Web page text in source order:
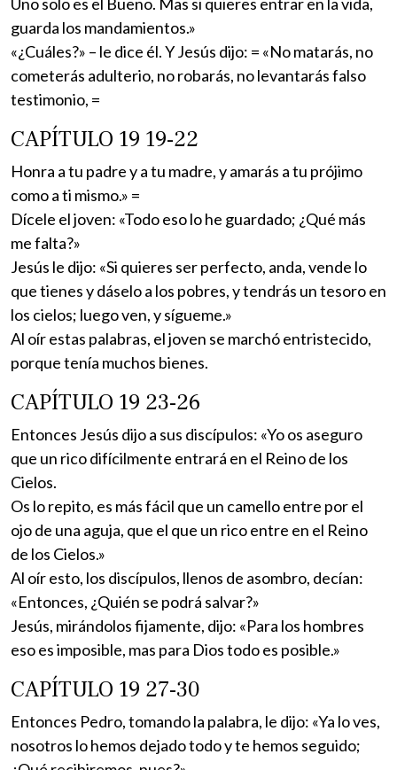
guarda los mandamientos.»
«¿Cuáles?» – le dice él. Y Jesús dijo: = «No matarás, no
cometerás adulterio, no robarás, no levantarás falso
testimonio, =
CAPÍTULO 19 19-22
Honra a tu padre y a tu madre, y amarás a tu prójimo
como a ti mismo.» =
Dícele el joven: «Todo eso lo he guardado; ¿Qué más
me falta?»
Jesús le dijo: «Si quieres ser perfecto, anda, vende lo
que tienes y dáselo a los pobres, y tendrás un tesoro en
los cielos; luego ven, y sígueme.»
Al oír estas palabras, el joven se marchó entristecido,
porque tenía muchos bienes.
CAPÍTULO 19 23-26
Entonces Jesús dijo a sus discípulos: «Yo os aseguro
que un rico difícilmente entrará en el Reino de los
Cielos.
Os lo repito, es más fácil que un camello entre por el
ojo de una aguja, que el que un rico entre en el Reino
de los Cielos.»
Al oír esto, los discípulos, llenos de asombro, decían:
«Entonces, ¿Quién se podrá salvar?»
Jesús, mirándolos fijamente, dijo: «Para los hombres
eso es imposible, mas para Dios todo es posible.»
CAPÍTULO 19 27-30
Entonces Pedro, tomando la palabra, le dijo: «Ya lo ves,
nosotros lo hemos dejado todo y te hemos seguido;